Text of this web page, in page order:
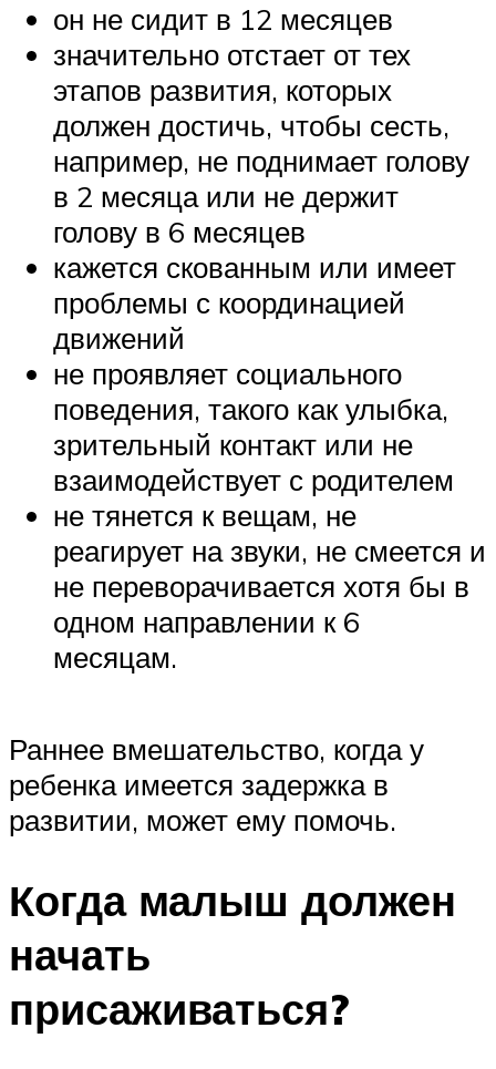
он не сидит в 12 месяцев
значительно отстает от тех
этапов развития, которых
должен достичь, чтобы сесть,
например, не поднимает голову
в 2 месяца или не держит
голову в 6 месяцев
кажется скованным или имеет
проблемы с координацией
движений
не проявляет социального
поведения, такого как улыбка,
зрительный контакт или не
взаимодействует с родителем
не тянется к вещам, не
реагирует на звуки, не смеется и
не переворачивается хотя бы в
одном направлении к 6
месяцам.
Раннее вмешательство, когда у
ребенка имеется задержка в
развитии, может ему помочь.
Когда малыш должен
начать
присаживаться?